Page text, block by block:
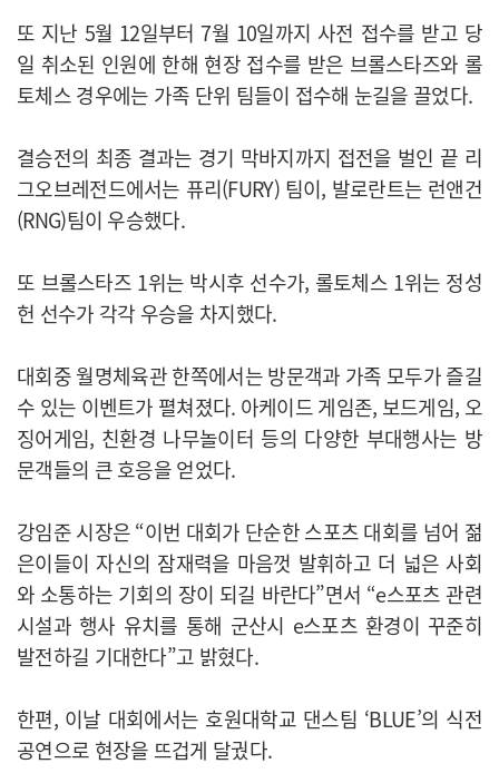
또 지난 5월 12일부터 7월 10일까지 사전 접수를 받고 당
일 취소된 인원에 한해 현장 접수를 받은 브롤스타즈와 롤
토체스 경우에는 가족 단위 팀들이 접수해 눈길을 끌었다.
결승전의 최종 결과는 경기 막바지까지 접전을 벌인 끝 리
그오브레전드에서는 퓨리(FURY) 팀이, 발로란트는 런앤건
(RNG)팀이 우승했다.
또 브롤스타즈 1위는 박시후 선수가, 롤토체스 1위는 정성
헌 선수가 각각 우승을 차지했다.
대회중 월명체육관 한쪽에서는 방문객과 가족 모두가 즐길
수 있는 이벤트가 펼쳐졌다. 아케이드 게임존, 보드게임, 오
징어게임, 친환경 나무놀이터 등의 다양한 부대행사는 방
문객들의 큰 호응을 얻었다.
강임준 시장은 “이번 대회가 단순한 스포츠 대회를 넘어 젊
은이들이 자신의 잠재력을 마음껏 발휘하고 더 넓은 사회
와 소통하는 기회의 장이 되길 바란다”면서 “e스포츠 관련
시설과 행사 유치를 통해 군산시 e스포츠 환경이 꾸준히
발전하길 기대한다”고 밝혔다.
한편, 이날 대회에서는 호원대학교 댄스팀 ‘BLUE’의 식전
공연으로 현장을 뜨겁게 달궜다.